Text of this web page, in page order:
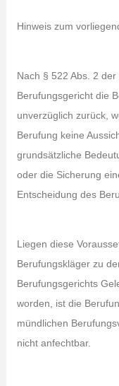
Hinweis zum
Nach § 522 Abs. 2
Berufungsgericht die
unverzüglich zurück,
Berufung keine
grundsätzliche
oder die Sicherung
Entscheidung des
Liegen diese
Berufungskläger zu
Berufungsgerichts
worden, ist die
mündlichen
nicht anfechtbar.